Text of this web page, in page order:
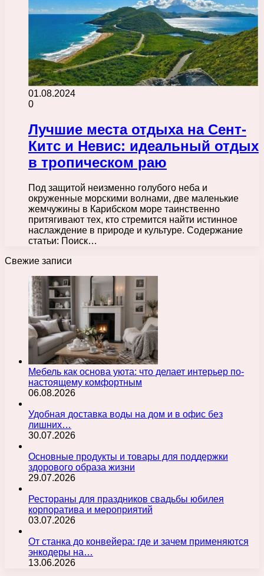
01.08.2024
0
Лучшие места отдыха на Сент-
Китс и Невис: идеальный отдых
в тропическом раю
Под защитой неизменно голубого неба и
окруженные морскими волнами, две маленькие
жемчужины в Карибском море таинственно
притягивают тех, кто стремится найти истинное
наслаждение в природе и культуре. Содержание
статьи: Поиск…
Свежие записи
Мебель как основа уюта: что делает интерьер по-
настоящему комфортным
06.08.2026
Удобная доставка воды на дом и в офис без
лишних…
30.07.2026
Основные продукты и товары для поддержки
здорового образа жизни
29.07.2026
Рестораны для праздников свадьбы юбилея
корпоратива и мероприятий
03.07.2026
От станка до конвейера: где и зачем применяются
энкодеры на…
13.06.2026